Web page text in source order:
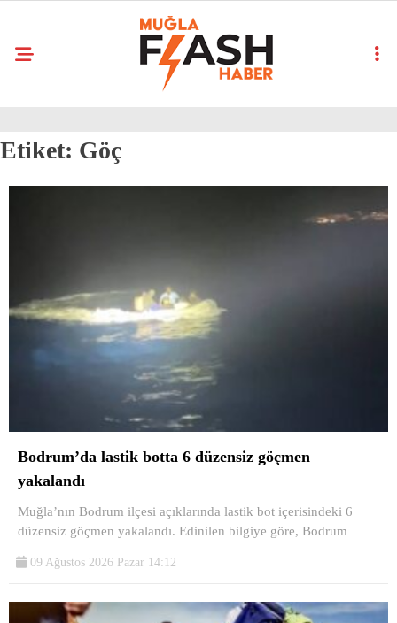
Etiket: Göç
Bodrum’da lastik botta 6 düzensiz göçmen
yakalandı
Muğla’nın Bodrum ilçesi açıklarında lastik bot içerisindeki 6
düzensiz göçmen yakalandı. Edinilen bilgiye göre, Bodrum
09 Ağustos 2026 Pazar 14:12